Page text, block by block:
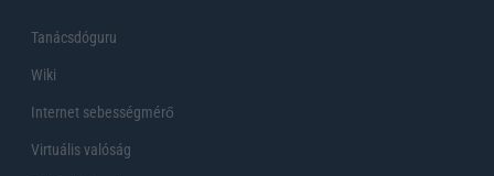
Tanácsdóguru
Wiki
Internet sebességmérő
Virtuális valóság